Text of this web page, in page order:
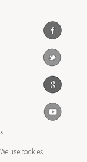
×
We use cookies